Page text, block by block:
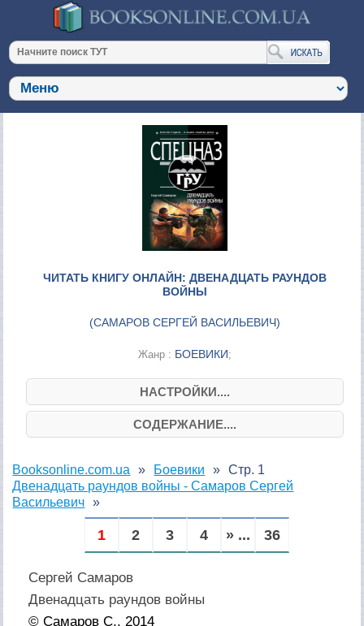
ЧИТАТЬ КНИГУ ОНЛАЙН: ДВЕНАДЦАТЬ РАУНДОВ
ВОЙНЫ
(САМАРОВ СЕРГЕЙ ВАСИЛЬЕВИЧ)
Жанр : БОЕВИКИ;
НАСТРОЙКИ....
СОДЕРЖАНИЕ....
Booksonline.com.ua
Боевики
Двенадцать раундов войны - Самаров Сергей
Васильевич
Стр. 1
1 2 3 4 » ... 36
Сергей Самаров
Двенадцать раундов войны
© Самаров С., 2014